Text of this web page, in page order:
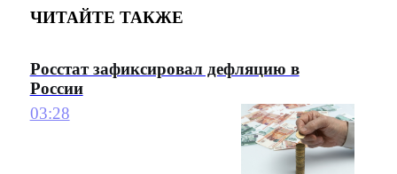
ЧИТАЙТЕ ТАКЖЕ
Росстат зафиксировал дефляцию в
России
03:28